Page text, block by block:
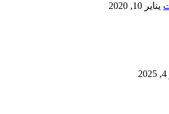
يناير 10, 2020